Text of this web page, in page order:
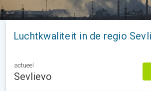
Luchtkwaliteit in de regio
actueel
Sevlievo